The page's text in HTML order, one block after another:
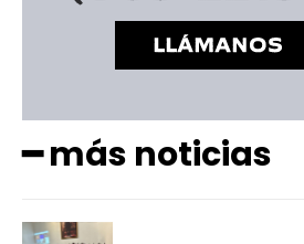
━ más noticias